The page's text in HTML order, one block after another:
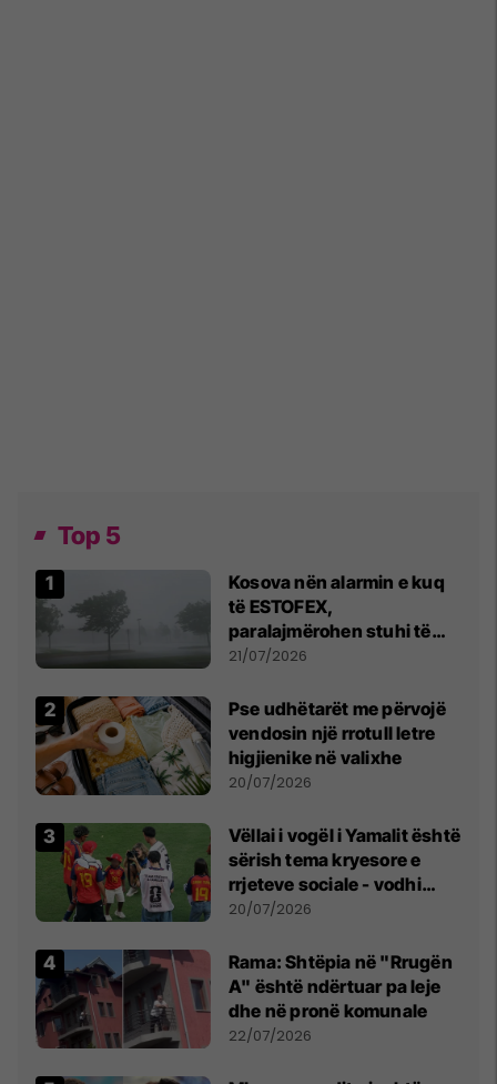
Top 5
Kosova nën alarmin e kuq
të ESTOFEX,
paralajmërohen stuhi të
fuqishme me breshër dhe
21/07/2026
Pse udhëtarët me përvojë
vendosin një rrotull letre
higjienike në valixhe
20/07/2026
Vëllai i vogël i Yamalit është
sërish tema kryesore e
rrjeteve sociale - vodhi
vëmendjen pas finales së
20/07/2026
Rama: Shtëpia në "Rrugën
A" është ndërtuar pa leje
dhe në pronë komunale
22/07/2026